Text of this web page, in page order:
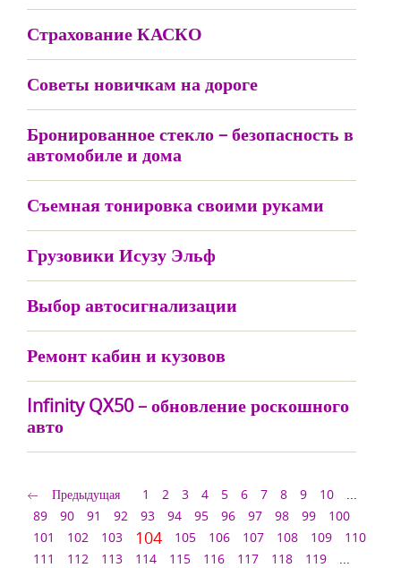
Страхование КАСКО
Советы новичкам на дороге
Бронированное стекло – безопасность в
автомобиле и дома
Съемная тонировка своими руками
Грузовики Исузу Эльф
Выбор автосигнализации
Ремонт кабин и кузовов
Infinity QX50 – обновление роскошного
авто
Предыдущая 1 2 3 4 5 6 7 8 9 10
...
89
90 91 92 93 94 95 96 97 98 99
100
101
102 103 104 105 106 107 108 109
110
111
112 113 114 115 116 117 118 119
...